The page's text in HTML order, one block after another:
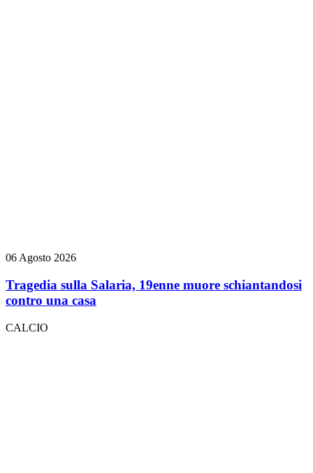
06 Agosto 2026
Tragedia sulla Salaria, 19enne muore schiantandosi
contro una casa
CALCIO